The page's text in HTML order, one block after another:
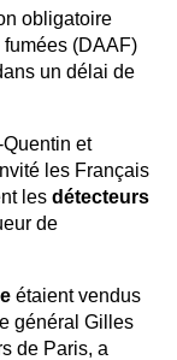
obligatoire
fumées (DAAF)
un délai de
et
les Français
les détecteurs
de
étaient vendus
général Gilles
de Paris, a